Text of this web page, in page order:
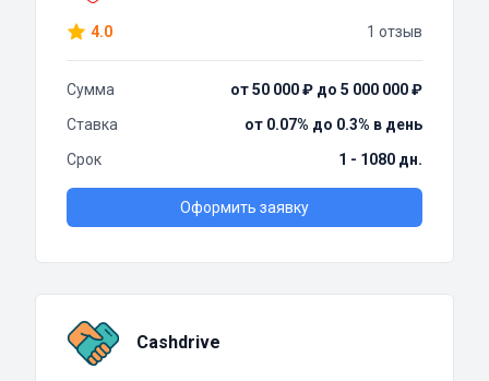
4.0 1 отзыв
Сумма
от 50 000 ₽ до 5 000 000 ₽
Ставка
от 0.07% до 0.3% в день
Срок
1 - 1080 дн.
Оформить заявку
Cashdrive